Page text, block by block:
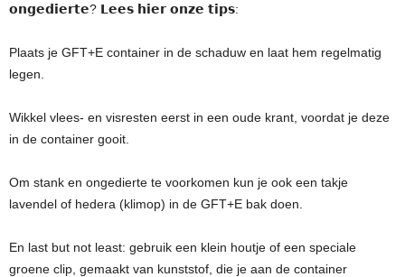
𝗼𝗻𝗴𝗲𝗱𝗶𝗲𝗿𝘁𝗲? 𝗟𝗲𝗲𝘀 𝗵𝗶𝗲𝗿 𝗼𝗻𝘇𝗲 𝘁𝗶𝗽𝘀:
Plaats je GFT+E container in de schaduw en laat hem regelmatig
legen.
Wikkel vlees- en visresten eerst in een oude krant, voordat je deze
in de container gooit.
Om stank en ongedierte te voorkomen kun je ook een takje
lavendel of hedera (klimop) in de GFT+E bak doen.
En last but not least: gebruik een klein houtje of een speciale
groene clip, gemaakt van kunststof, die je aan de container